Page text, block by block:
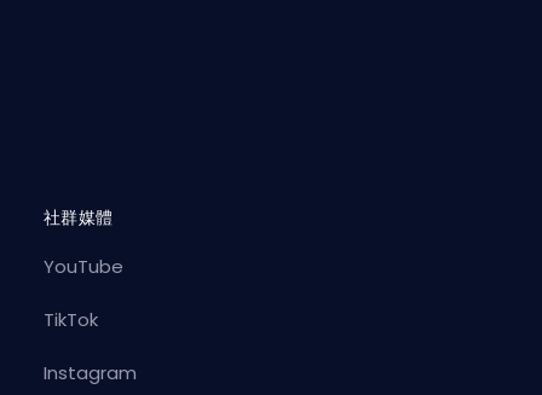
社群媒體
YouTube
TikTok
Instagram